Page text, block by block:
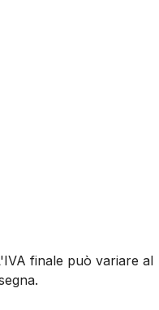
finale può variare al